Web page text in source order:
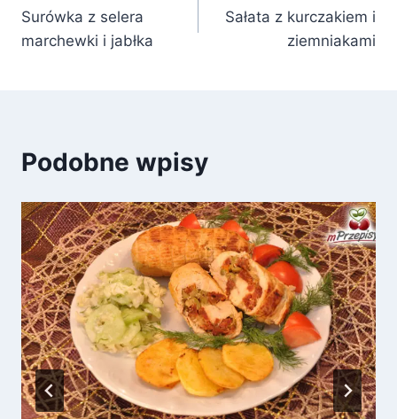
wpisu
Surówka z selera
marchewki i jabłka
Sałata z kurczakiem i
ziemniakami
Podobne wpisy